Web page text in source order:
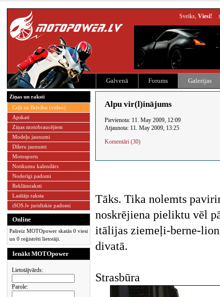
Sveiks, Viesi!
Galvenā Forums Galerijas
Ziņas un raksti
Ceļā uz Brīvību (video)
Apskati
Ziņas motobraucējiem
Modeļu jaunumi
Dīleru jaunumi
Motosports
Notikumu kalendārs
Noderīgi padomi
Reklāmraksti
Lasītājs raksta
iSOS.lv juridiskie padomi
Online
Pašreiz MOTOpower skatās 0 viesi
un 0 reģistrēti lietotāji.
Ienākt MOTOpower
Lietotājvārds:
Parole:
Alpu vir(l)inājums
Pievienota: 11. May 2009, 12:09
Atjaunota: 11. May 2009, 13:25
Komentāri (30)
Tāks. Tika nolemts
noskrējiena pieliktu vēl
itālijas ziemeļi-berne-
divatā.
Strasbūra